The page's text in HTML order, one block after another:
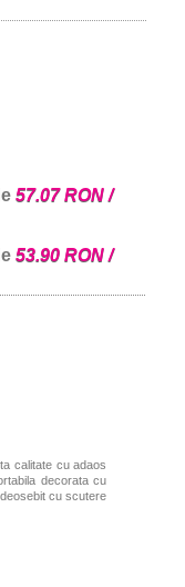
57.07 RON /
53.90 RON /
calitate cu adaos
decorata cu
cu scutere